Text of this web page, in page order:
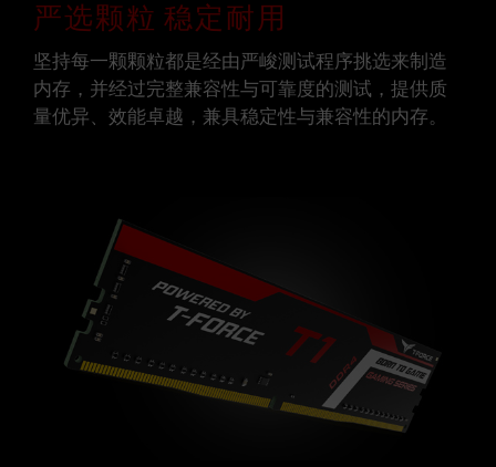
严选颗粒 稳定耐用
坚持每一颗颗粒都是经由严峻测试程序挑选来制造
内存，并经过完整兼容性与可靠度的测试，提供质
量优异、效能卓越，兼具稳定性与兼容性的内存。